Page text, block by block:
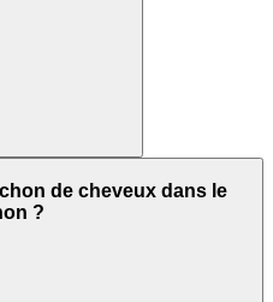
de cheveux dans le
?